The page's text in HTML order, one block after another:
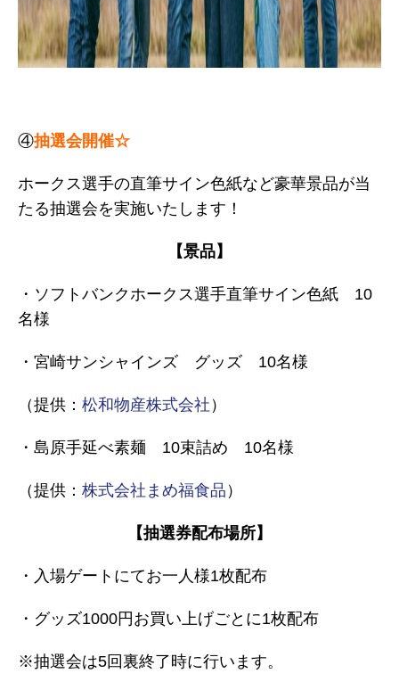
④抽選会開催☆
ホークス選手の直筆サイン色紙など豪華景品が当
たる抽選会を実施いたします！
【景品】
・ソフトバンクホークス選手直筆サイン色紙 10
名様
・宮崎サンシャインズ グッズ 10名様
（提供： 松和物産株式会社 ）
・島原手延べ素麺 10束詰め 10名様
（提供： 株式会社まめ福食品 ）
【抽選券配布場所】
・入場ゲートにてお一人様1枚配布
・グッズ1000円お買い上げごとに1枚配布
※抽選会は5回裏終了時に行います。